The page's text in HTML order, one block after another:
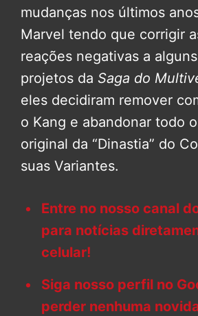
mudanças nos últimos
Marvel tendo que corrigir
reações negativas a
projetos da Saga do
eles decidiram remover
o Kang e abandonar todo
original da “Dinastia” do
suas Variantes.
Entre no nosso canal
para notícias
celular!
Siga nosso perfil no
perder nenhuma